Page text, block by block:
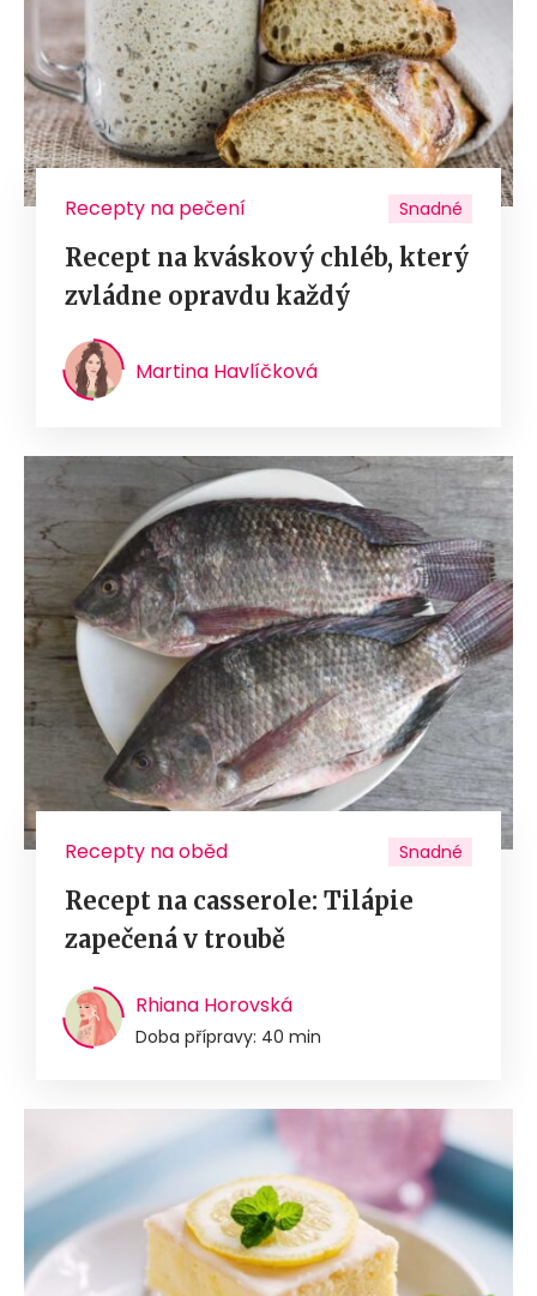
Recepty na pečení Snadné
Recept na kváskový chléb, který
zvládne opravdu každý
Martina Havlíčková
Recepty na oběd Snadné
Recept na casserole: Tilápie
zapečená v troubě
Rhiana Horovská
Doba přípravy: 40 min